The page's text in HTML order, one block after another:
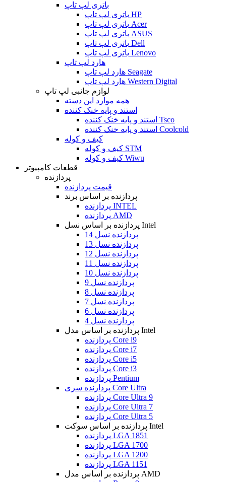
باتری لپ تاپ
باتری لپ تاپ HP
باتری لپ تاپ Acer
باتری لپ تاپ ASUS
باتری لپ تاپ Dell
باتری لپ تاپ Lenovo
هارد لپ تاپ
هارد لپ تاپ Seagate
هارد لپ تاپ Western Digital
لوازم جانبی لپ تاپ
همه موارد این دسته
استند و پایه خنک کننده
استند و پایه خنک کننده Tsco
استند و پایه خنک کننده Coolcold
کیف و کوله
کیف و کوله STM
کیف و کوله Wiwu
قطعات کامپیوتر
پردازنده
قیمت پردازنده
پردازنده بر اساس برند
پردازنده INTEL
پردازنده AMD
پردازنده بر اساس نسل Intel
پردازنده نسل 14
پردازنده نسل 13
پردازنده نسل 12
پردازنده نسل 11
پردازنده نسل 10
پردازنده نسل 9
پردازنده نسل 8
پردازنده نسل 7
پردازنده نسل 6
پردازنده نسل 4
پردازنده بر اساس مدل Intel
پردازنده Core i9
پردازنده Core i7
پردازنده Core i5
پردازنده Core i3
پردازنده Pentium
پردازنده سری Core Ultra
پردازنده Core Ultra 9
پردازنده Core Ultra 7
پردازنده Core Ultra 5
پردازنده بر اساس سوکت Intel
پردازنده LGA 1851
پردازنده LGA 1700
پردازنده LGA 1200
پردازنده LGA 1151
پردازنده بر اساس مدل AMD